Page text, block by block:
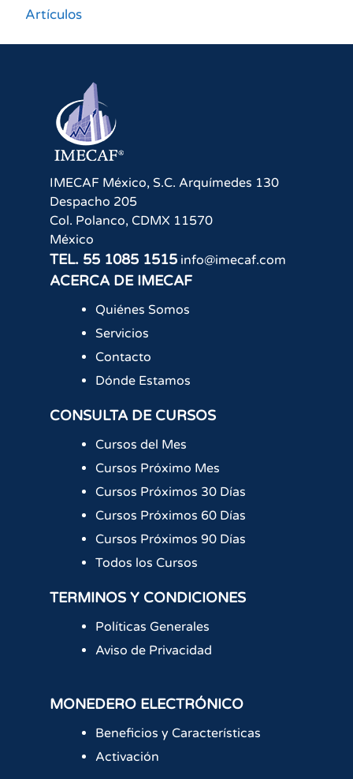
Artículos
IMECAF México, S.C. Arquímedes 130
Despacho 205
Col. Polanco, CDMX 11570
México
TEL. 55 1085 1515 info@imecaf.com
ACERCA DE IMECAF
Quiénes Somos
Servicios
Contacto
Dónde Estamos
CONSULTA DE CURSOS
Cursos del Mes
Cursos Próximo Mes
Cursos Próximos 30 Días
Cursos Próximos 60 Días
Cursos Próximos 90 Días
Todos los Cursos
TERMINOS Y CONDICIONES
Políticas Generales
Aviso de Privacidad
MONEDERO ELECTRÓNICO
Beneficios y Características
Activación